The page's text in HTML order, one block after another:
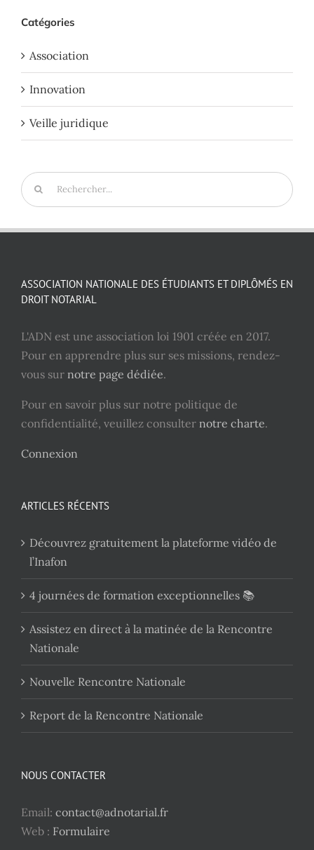
Catégories
Association
Innovation
Veille juridique
Rechercher:
ASSOCIATION NATIONALE DES ÉTUDIANTS ET DIPLÔMÉS EN
DROIT NOTARIAL
L'ADN est une association loi 1901 créée en 2017.
Pour en apprendre plus sur ses missions, rendez-
vous sur notre page dédiée.
Pour en savoir plus sur notre politique de
confidentialité, veuillez consulter notre charte.
Connexion
ARTICLES RÉCENTS
Découvrez gratuitement la plateforme vidéo de
l’Inafon
4 journées de formation exceptionnelles 📚
Assistez en direct à la matinée de la Rencontre
Nationale
Nouvelle Rencontre Nationale
Report de la Rencontre Nationale
NOUS CONTACTER
Email: contact@adnotarial.fr
Web : Formulaire